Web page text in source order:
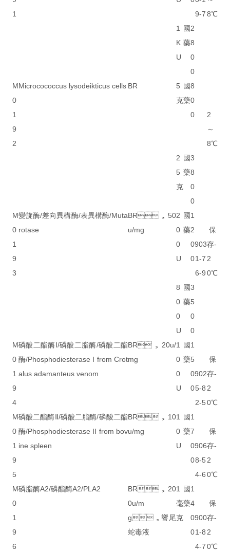
1
9-78℃
1
K
U
國
藥
2
8
0
0
M
0
1
9
2
Microcococcus lysodeikticus cells BR
5
克
國
藥
8
0
0
2
～
8℃
2
5
克
國
藥
3
8
0
0
M
0
1
9
3
變旋酶/差向異構酶/表異構酶/Muta
rotase
BR，50
u/mg
2
0
0
U
國
藥
1
2
0
0
903
1-7
6-9
保
存-
2
0℃
8
0
0
U
國
藥
3
5
0
0
M
0
1
9
4
磷酸二酯酶I/磷酸二脂酶/磷酸二酯
酶/Phosphodiesterase I from Crot
alus adamanteus venom
BR，20u/
mg
1
0
0
U
國
藥
1
5
0
0
902
5-8
2-5
保
存-
2
0℃
M
0
1
9
5
磷酸二酯酶Ⅱ/磷酸二脂酶/磷酸二酯
酶/Phosphodiesterase II from bov
ine spleen
BR，10
u/mg
1
0
U
國
藥
1
7
0
0
906
8-5
4-6
保
存-
2
0℃
M
0
1
9
6
磷脂酶A2/磷酯酶A2/PLA2
BR，20
0u/m
g，響尾
蛇毒液
1
毫
克
國
藥
1
4
0
0
900
1-8
4-7
保
存-
2
0℃